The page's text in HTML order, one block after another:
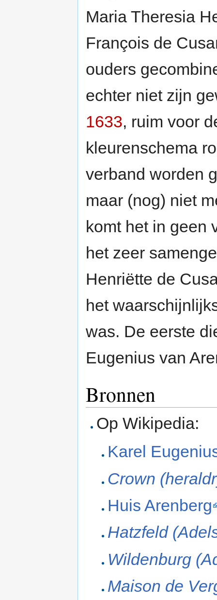
Maria Theresia
François de
ouders
echter niet zijn
1633, ruim voor
kleurenschema
verband worden
maar (nog) niet
komt het in geen
het zeer
Henriëtte de
het
was. De eerste
Eugenius van
Bronnen
Op Wikipedia:
Karel
Crown
Huis Arenberg
Hatzfeld
Wildenburg
Maison de